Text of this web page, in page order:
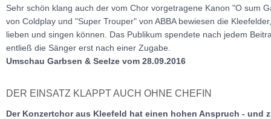
Sehr schön klang auch der vom Chor vorgetragene Kanon "O sum
von Coldplay und "Super Trouper" von ABBA bewiesen die
lieben und singen können. Das Publikum spendete nach jedem
entließ die Sänger erst nach einer Zugabe.
Umschau Garbsen & Seelze vom 28.09.2016
DER EINSATZ KLAPPT AUCH OHNE CHEFIN
Der Konzertchor aus Kleefeld hat einen hohen Anspruch - und